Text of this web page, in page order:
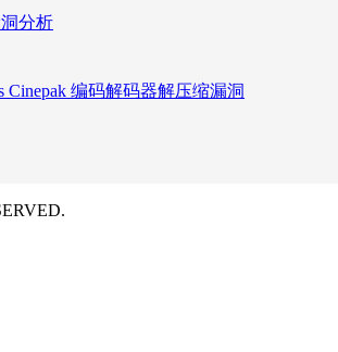
洞分析
Cinepak 编码解码器解压缩漏洞